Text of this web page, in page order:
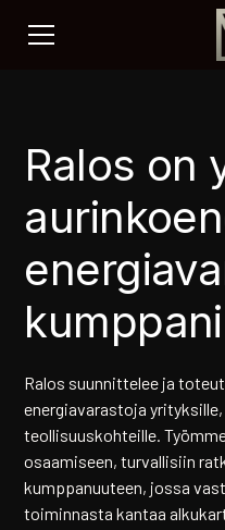
Ralos on
kumppani
Ralos suunnittelee ja
energiavarastoja
teollisuuskohteille.
osaamiseen, turvallisiin
kumppanuuteen, jossa
toiminnasta kantaa